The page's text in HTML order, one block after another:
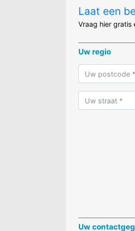
Laat een
Vraag hier gratis
Uw regio
Uw